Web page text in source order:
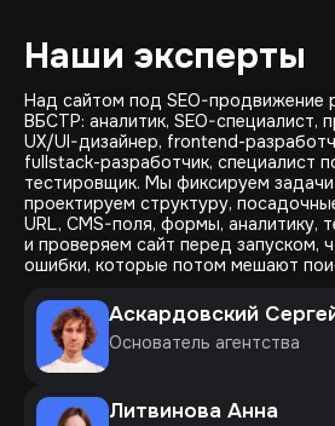
Наши эксперты
Над сайтом под SEO-продвижение
ВБСТР: аналитик, SEO-специалист,
UX/UI-дизайнер, frontend-
fullstack-разработчик, специалист
тестировщик. Мы фиксируем
проектируем структуру,
URL, CMS-поля, формы, аналитику,
и проверяем сайт перед запуском,
ошибки, которые потом мешают
Аскардовский
Основатель агентства
Литвинова Анна